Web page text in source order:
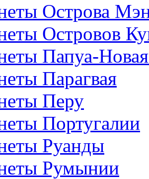
Острова
Островов
Папуа-
Парагвая
Перу
Португалии
Руанды
Румынии